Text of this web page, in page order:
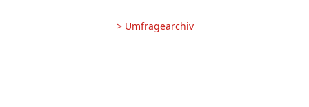
> Umfragearchiv